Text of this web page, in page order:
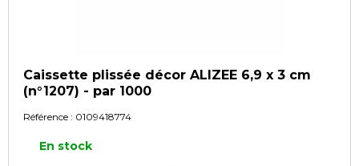
Caissette plissée décor ALIZEE 6,9 x 3 cm
(n°1207) - par 1000
Référence : 0109418774
En stock